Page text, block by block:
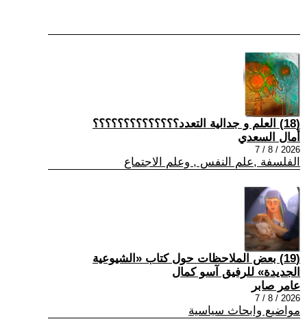
(18) العلم و جدالية التعدد؟؟؟؟؟؟؟؟؟؟؟؟؟؟
أمال السعدي
2026 / 8 / 7
الفلسفة ,علم النفس , وعلم الاجتماع
(19) بعض الملاحظات حول كتاب «الشيوعية
الجديدة» للرفيق آسو كمال
عامر صابر
2026 / 8 / 7
مواضيع وابحاث سياسية